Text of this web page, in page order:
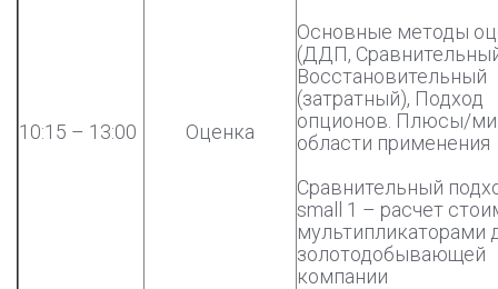
10:15 – 13:00 Оценка
Основные методы
(ДДП,
Восстановительный
(затратный), Подход
опционов. Плюсы/
области применения
Сравнительный
small 1 – расчет
мультипликаторами
золотодобывающей
компании